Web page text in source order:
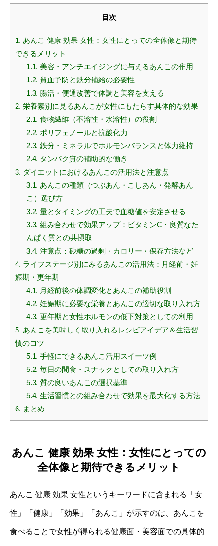
目次
1. あんこ 健康 効果 女性：女性にとっての全体像と期待
できるメリット
1.1. 美容・アンチエイジングに与えるあんこの作用
1.2. 貧血予防と鉄分補給の必要性
1.3. 腸活・便通改善で体調と美容を支える
2. 栄養素別に見るあんこが女性にもたらす具体的な効果
2.1. 食物繊維（不溶性・水溶性）の役割
2.2. ポリフェノールと抗酸化力
2.3. 鉄分・ミネラルでホルモンバランスと体力維持
2.4. タンパク質の補助的な働き
3. ダイエットにおけるあんこの活用法と注意点
3.1. あんこの種類（つぶあん・こしあん・発酵あん
こ）選び方
3.2. 量とタイミングの工夫で血糖値を安定させる
3.3. 組み合わせで効果アップ：ビタミンC・良質なた
んぱく質との共摂取
3.4. 注意点：砂糖の過剰・カロリー・保存方法など
4. ライフステージ別にみるあんこの活用法：月経前・妊
娠期・更年期
4.1. 月経前後の体調変化とあんこの補助役割
4.2. 妊娠期に必要な栄養とあんこの適切な取り入れ方
4.3. 更年期と女性ホルモンの低下対策としての利用
5. あんこを美味しく取り入れるレシピアイデア＆生活習
慣のコツ
5.1. 手軽にできるあんこ活用スイーツ例
5.2. 毎日の間食・スナックとしての取り入れ方
5.3. 質の良いあんこの選択基準
5.4. 生活習慣との組み合わせで効果を最大化する方法
6. まとめ
あんこ 健康 効果 女性：女性にとっての
全体像と期待できるメリット
あんこ 健康 効果 女性というキーワードに含まれる「女
性」「健康」「効果」「あんこ」が示すのは、あんこを
食べることで女性が得られる健康面・美容面での具体的